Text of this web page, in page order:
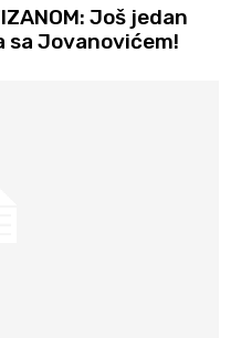
Još jedan
sa Jovanovićem!